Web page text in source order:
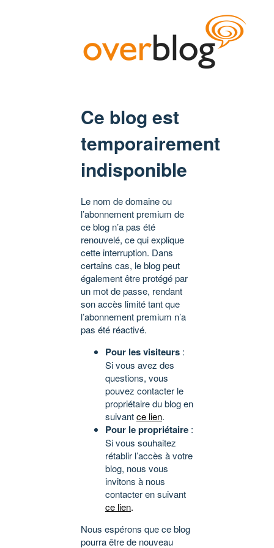
Ce blog est
temporairement
indisponible
Le nom de domaine ou
l’abonnement premium de
ce blog n’a pas été
renouvelé, ce qui explique
cette interruption. Dans
certains cas, le blog peut
également être protégé par
un mot de passe, rendant
son accès limité tant que
l’abonnement premium n’a
pas été réactivé.
Pour les visiteurs :
Si vous avez des
questions, vous
pouvez contacter le
propriétaire du blog en
suivantce lien.
Pour le propriétaire :
Si vous souhaitez
rétablir l’accès à votre
blog, nous vous
invitons à nous
contacter en suivant
ce lien.
Nous espérons que ce blog
pourra être de nouveau